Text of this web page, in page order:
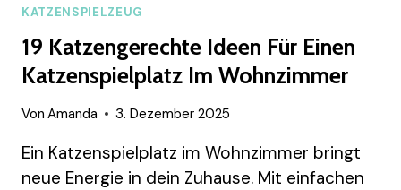
KATZENSPIELZEUG
19 Katzengerechte Ideen Für Einen
Katzenspielplatz Im Wohnzimmer
Von Amanda 3. Dezember 2025
Ein Katzenspielplatz im Wohnzimmer bringt
neue Energie in dein Zuhause. Mit einfachen